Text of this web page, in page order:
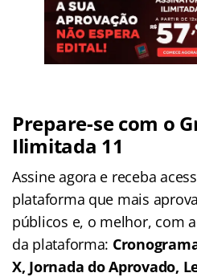
Prepare-se com o
Ilimitada 11
Assine agora e receba
plataforma que mais
públicos e, o melhor, com
da plataforma:
X, Jornada do Aprovado,